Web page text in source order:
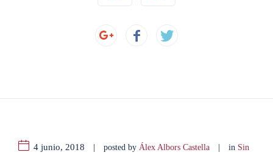
4 junio, 2018 | posted by Álex Albors Castella | in Sin